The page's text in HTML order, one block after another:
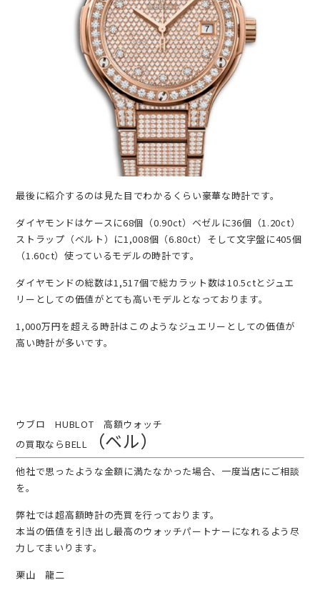
最後に紹介するのは見た目でわかるくらい豪華な時計です。
ダイヤモンドはケースに68個（0.90ct）ベゼルに36個（1.20ct）
ストラップ（ベルト）に1,008個（6.80ct）そして文字盤に405個
（1.60ct）使っているモデルの時計です。
ダイヤモンドの総数は1,517個で総カラット数は10.5ctとジュエ
リーとしての価値がとても高いモデルとなっております。
1,000万円を超える時計はこのようなジュエリーとしての価値が
高い時計が多いです。
ウブロ HUBLOT 高額ウォッチ
の買取ならBELL
（ベル）
他社で思ったような金額に満たなかった場合、一度当店にご相談
を。
弊社では超高額時計の売買を行っております。
本当の価値を引き出し最高のウォッチパートナーになれるよう尽
力してまいります。
栗山 龍二